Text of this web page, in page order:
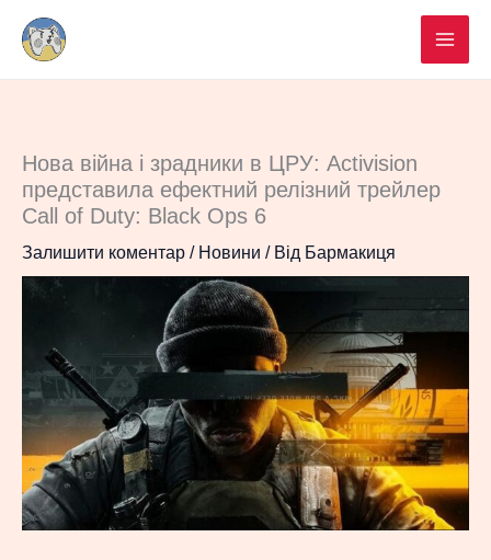
Перейти
вмісту
Нова війна і зрадники в ЦРУ: Activision
представила ефектний релізний трейлер
Call of Duty: Black Ops 6
Залишити коментар / Новини / Від Бармакиця